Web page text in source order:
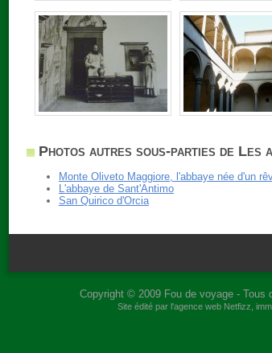
Photos autres sous-parties de Les
Monte Oliveto Maggiore, l'abbaye née d'un
L'abbaye de Sant'Antimo
San Quirico d'Orcia
Copyright © 2009 Fou de voyage- Tous
Site édité par l'agence web Netfizz ,